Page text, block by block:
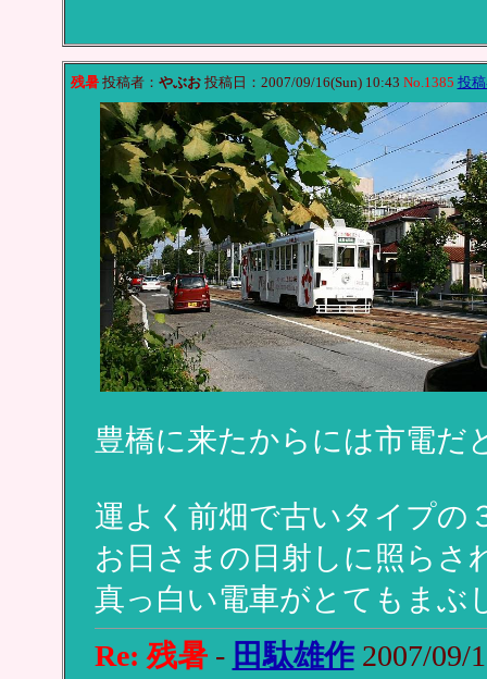
残暑投稿者： やぶお投稿日：2007/09/16(Sun) 10:43 No.1385 投
豊橋に来たからには市電だ
運よく前畑で古いタイプの
お日さまの日射しに照らさ
真っ白い電車がとてもまぶ
Re: 残暑- 田駄雄作2007/09/